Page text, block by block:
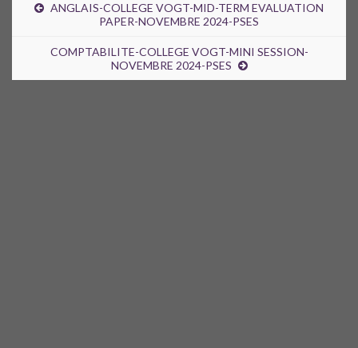
ANGLAIS-COLLEGE VOGT-MID-TERM EVALUATION
PAPER-NOVEMBRE 2024-PSES
COMPTABILITE-COLLEGE VOGT-MINI SESSION-
NOVEMBRE 2024-PSES